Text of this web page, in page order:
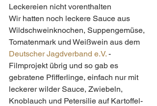
Leckereien nicht vorenthalten
Wir hatten noch leckere Sauce aus
Wildschweinknochen, Suppengemüse,
Tomatenmark und Weißwein aus dem
Deutscher Jagdverband e.V. -
Filmprojekt übrig und so gab es
gebratene Pfifferlinge, einfach nur mit
leckerer wilder Sauce, Zwiebeln,
Knoblauch und Petersilie auf Kartoffel-